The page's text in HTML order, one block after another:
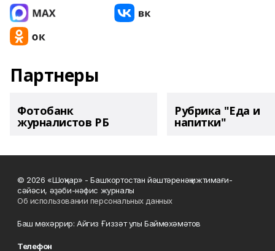
Партнеры
Фотобанк
журналистов РБ
Рубрика "Еда и
напитки"
© 2026 «Шоңҡар» - Башҡортостан йәштәренәң ижтимағи-
сәйәси, әҙәби-нәфис журналы
Об использовании персональных данных
Баш мөхәррир: Айгиз Ғиззәт улы Баймөхәмәтов
Телефон